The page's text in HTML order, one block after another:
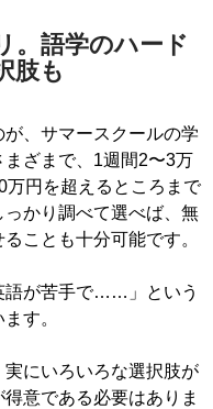
。語学のハード
肢も
、サマースクールの学
ざまで、1週間2〜3万
万円を超えるところまで
かり調べて選べば、無
ことも十分可能です。
が苦手で……」という
す。
にいろいろな選択肢が
意である必要はありま